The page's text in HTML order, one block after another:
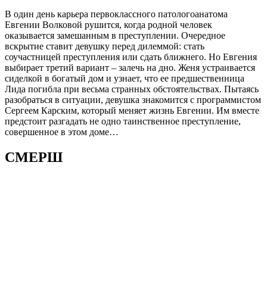
В один день карьера первоклассного патологоанатома
Евгении Волковой рушится, когда родной человек
оказывается замешанным в преступлении. Очередное
вскрытие ставит девушку перед дилеммой: стать
соучастницей преступления или сдать ближнего. Но Евгения
выбирает третий вариант – залечь на дно. Женя устраивается
сиделкой в богатый дом и узнает, что ее предшественница
Лида погибла при весьма странных обстоятельствах. Пытаясь
разобраться в ситуации, девушка знакомится с программистом
Сергеем Карским, который меняет жизнь Евгении. Им вместе
предстоит разгадать не одно таинственное преступление,
совершенное в этом доме…
СМЕРШ